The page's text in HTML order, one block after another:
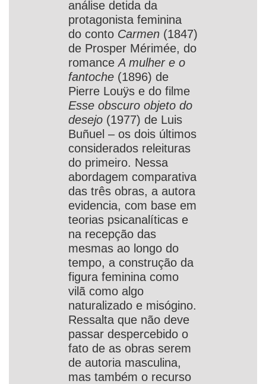
análise detida da
protagonista feminina
do conto Carmen (1847)
de Prosper Mérimée, do
romanceA mulher e o
fantoche (1896) de
Pierre Louÿs e do filme
Esse obscuro objeto do
desejo (1977) de Luis
Buñuel – os dois últimos
considerados releituras
do primeiro. Nessa
abordagem comparativa
das três obras, a autora
evidencia, com base em
teorias psicanalíticas e
na recepção das
mesmas ao longo do
tempo, a construção da
figura feminina como
vilã como algo
naturalizado e misógino.
Ressalta que não deve
passar despercebido o
fato de as obras serem
de autoria masculina,
mas também o recurso